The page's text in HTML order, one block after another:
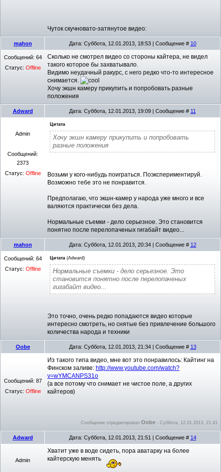
Чуток скучновато-затянутое видео:
mahon Дата: Суббота, 12.01.2013, 18:53 | Сообщение # 10
Сообщений: 64
Статус: Offline
Сколько не смотрел видео со стороны кайтера, не видел
такого которое бы захватывало.
Видимо неудачный ракурс, с него редко что-то интересное
снимается.
Хочу экшн камеру прикупить и попробовать разные
положения
Adward Дата: Суббота, 12.01.2013, 19:09 | Сообщение # 11
Admin
Сообщений:
2373
Статус: Offline
Цитата
Хочу экшн камеру прикупить и попробовать
разные положения
Возьми у кого-нибудь поиграться. Поэкспериментируй.
Возможно тебе это не понравится.
Предполагаю, что экшн-камер у народа уже много и все
валяются практически без дела.
Нормальные съемки - дело серьезное. Это становится
понятно после перелопаченых гигабайт видео...
mahon Дата: Суббота, 12.01.2013, 20:34 | Сообщение # 12
Сообщений: 64
Статус: Offline
Цитата (Adward)
Нормальные съемки - дело серьезное. Это
становится понятно после перелопаченых
гигабайт видео...
Это точно, очень редко попадаются видео которые
интересно смотреть, но снятые без привлечение большого
количества народа и техники
Oobe Дата: Суббота, 12.01.2013, 21:34 | Сообщение # 13
Сообщений: 87
Статус: Offline
Из такого типа видео, мне вот это понравилось: Кайтинг на
Финском заливе: http://www.youtube.com/watch?
v=wYMCANPS31o
(а все потому что снимает не чистое поле, а других
кайтеров)
Сообщение отредактировал Oobe - Суббота, 12.01.2013, 21:41
Adward Дата: Суббота, 12.01.2013, 21:51 | Сообщение # 14
Admin
Хватит уже в воде сидеть, пора аватарку на более
кайтерскую менять